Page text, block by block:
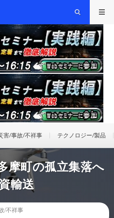
害/事故/不祥事 テクノロジー/製品
摩町の孤立集落へ
輸送
/不祥事